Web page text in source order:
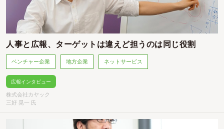
人事と広報、ターゲットは違えど担うのは同じ役割
ベンチャー企業 地方企業 ネットサービス
広報インタビュー
株式会社カヤック
三好 晃一 氏